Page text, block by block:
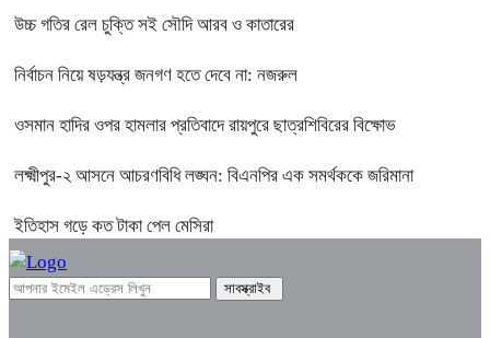
উচ্চ গতির রেল চুক্তি সই সৌদি আরব ও কাতারের
নির্বাচন নিয়ে ষড়যন্ত্র জনগণ হতে দেবে না: নজরুল
ওসমান হাদির ওপর হামলার প্রতিবাদে রায়পুরে ছাত্রশিবিরের বিক্ষোভ
লক্ষ্মীপুর-২ আসনে আচরণবিধি লঙ্ঘন: বিএনপির এক সমর্থককে জরিমানা
ইতিহাস গড়ে কত টাকা পেল মেসিরা